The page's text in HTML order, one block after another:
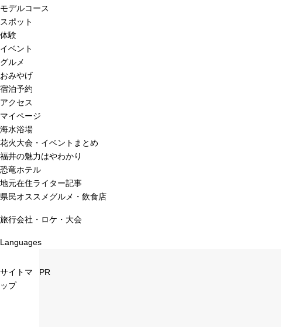
モデルコース
スポット
体験
イベント
グルメ
おみやげ
宿泊予約
アクセス
マイページ
海水浴場
花火大会・イベントまとめ
福井の魅力はやわかり
恐竜ホテル
地元在住ライター記事
県民オススメグルメ・飲食店
旅行会社・ロケ・大会
Languages
サイトマ
ップ
PR